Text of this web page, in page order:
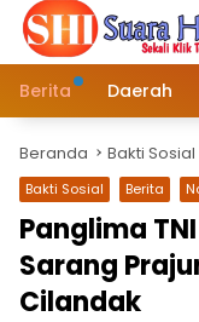
Berita Daerah
Beranda Bakti Sosial
Bakti Sosial Berita
Panglima
Sarang
Cilandak